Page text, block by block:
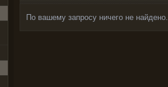
По вашему запросу ничего не найдено.